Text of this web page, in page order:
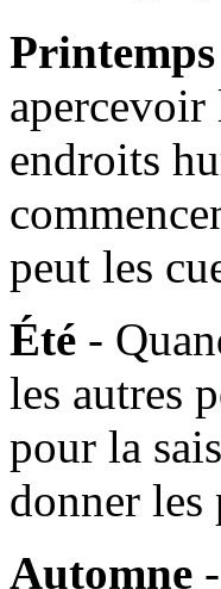
Printemps
apercevoir
endroits
peut les
Été -
les autres
pour la
donner les
Automne